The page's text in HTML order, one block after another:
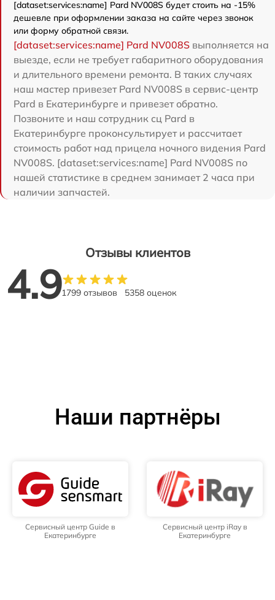
[dataset:services:name] Pard NV008S будет стоить на -15%
дешевле при оформлении заказа на сайте через звонок
или форму обратной связи.
[dataset:services:name] Pard NV008S выполняется на
выезде, если не требует габаритного оборудования
и длительного времени ремонта. В таких случаях
наш мастер привезет Pard NV008S в сервис-центр
Pard в Екатеринбурге и привезет обратно.
Позвоните и наш сотрудник сц Pard в
Екатеринбурге проконсультирует и рассчитает
стоимость работ над прицела ночного видения Pard
NV008S. [dataset:services:name] Pard NV008S по
нашей статистике в среднем занимает 2 часа при
наличии запчастей.
Отзывы клиентов
4.91799 отзывов 5358 оценок
Наши партнёры
Сервисный центр Guide в
Екатеринбурге
Сервисный центр iRay в
Екатеринбурге